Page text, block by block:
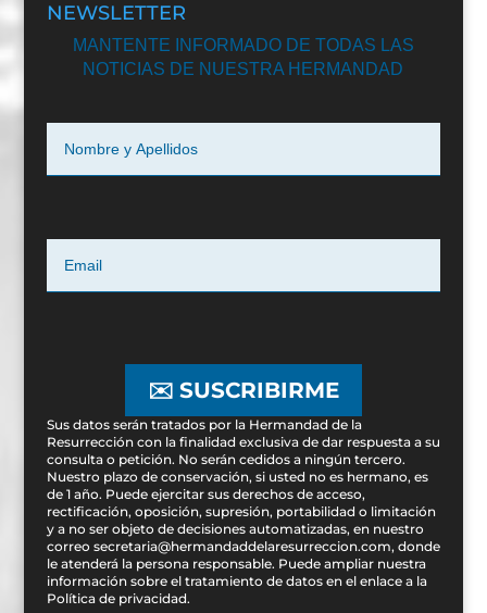
NEWSLETTER
MANTENTE INFORMADO DE TODAS LAS
NOTICIAS DE NUESTRA HERMANDAD
✉️ SUSCRIBIRME
Sus datos serán tratados por la Hermandad de la
Resurrección con la finalidad exclusiva de dar respuesta a su
consulta o petición. No serán cedidos a ningún tercero.
Nuestro plazo de conservación, si usted no es hermano, es
de 1 año. Puede ejercitar sus derechos de acceso,
rectificación, oposición, supresión, portabilidad o limitación
y a no ser objeto de decisiones automatizadas, en nuestro
correo secretaria@hermandaddelaresurreccion.com, donde
le atenderá la persona responsable. Puede ampliar nuestra
información sobre el tratamiento de datos en el enlace a la
Política de privacidad.